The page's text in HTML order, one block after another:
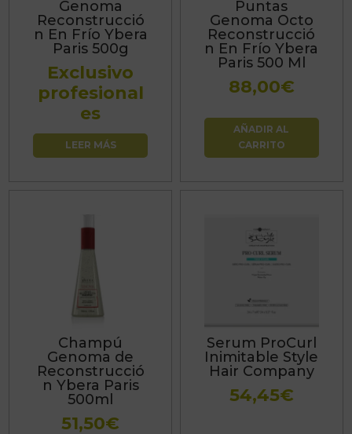
Genoma
Reconstrucció
n En Frío Ybera
Paris 500g
Exclusivo
profesional
es
LEER MÁS
Puntas
Genoma Octo
Reconstrucció
n En Frío Ybera
Paris 500 Ml
88,00€
AÑADIR AL
CARRITO
Champú
Genoma de
Reconstrucció
n Ybera Paris
500ml
51,50€
Serum ProCurl
Inimitable Style
Hair Company
54,45€